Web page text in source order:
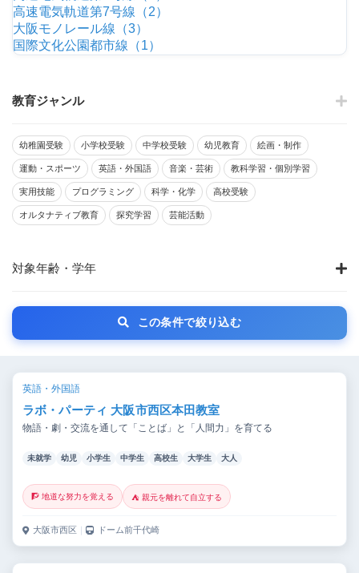
高速電気軌道第7号線（2）
大阪モノレール線（3）
国際文化公園都市線（1）
教育ジャンル
幼稚園受験 小学校受験 中学校受験 幼児教育 絵画・制作
運動・スポーツ 英語・外国語 音楽・芸術 教科学習・個別学習
実用技能 プログラミング 科学・化学 高校受験
オルタナティブ教育 探究学習 芸能活動
対象年齢・学年
この条件で絞り込む
英語・外国語
ラボ・パーティ 大阪市西区本田教室
物語・劇・交流を通して「ことば」と「人間力」を育てる
未就学 幼児 小学生 中学生 高校生 大学生 大人
🧗 地道な努力を覚える ⛺ 親元を離れて自立する
大阪市西区 ｜ ドーム前千代崎